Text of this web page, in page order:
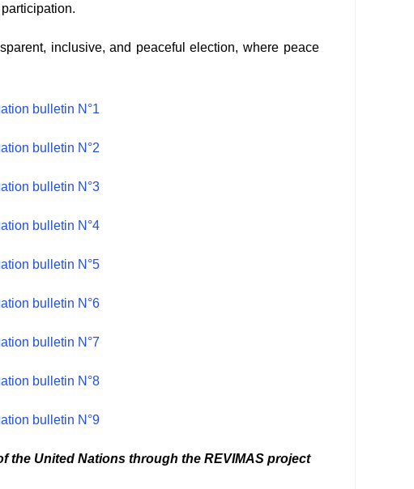
inclusive, and peaceful election, where peace
bulletin N°1
bulletin N°2
bulletin N°3
bulletin N°4
bulletin N°5
bulletin N°6
bulletin N°7
bulletin N°8
bulletin N°9
the United Nations through the REVIMAS project